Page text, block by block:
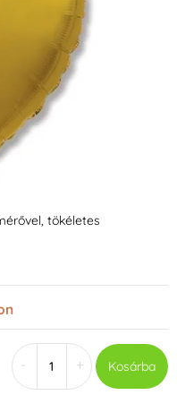
tökéletes
+ Kosárba